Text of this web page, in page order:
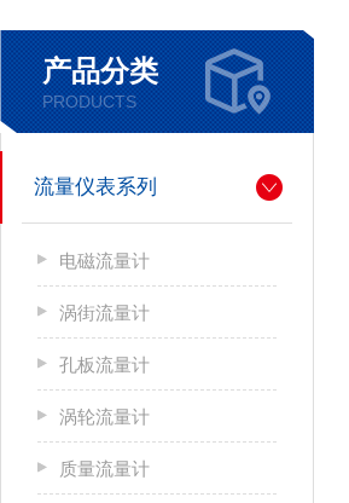
产品分类
PRODUCTS
流量仪表系列
电磁流量计
涡街流量计
孔板流量计
涡轮流量计
质量流量计